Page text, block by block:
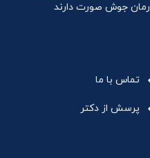
جوش صورت دارند
تماس با ما
پرسش از دکتر